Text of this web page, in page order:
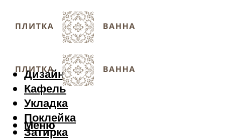
Дизайн
Кафель
Укладка
Поклейка
Затирка
Меню